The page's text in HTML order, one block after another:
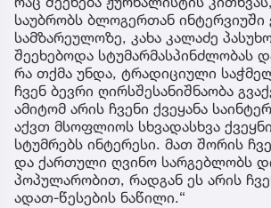
საუბრობს ბლოგერთან
სამზარეულოზე, კახა კალაძე
შეეხებოდა სტუმარმასპინძლობას
რა თქმა უნდა, ტრადიციული
ჩვენ ბევრი ღირსშესანიშნაობა
ამიტომ არის ჩვენი ქვეყანა
აქვთ მსოფლიოს სხვადასხვა
სტუმრებს ინტერესი. მათ შორის
და ქართული ღვინო სარგებლობს
პოპულარობით, რადგან ეს არის
ადათ-წესების ნაწილი.“